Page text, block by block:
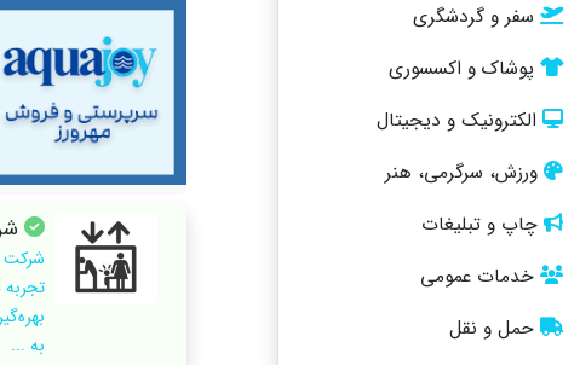
سفر و گردشگری
پوشاک و اکسسوری
الکترونیک و دیجیتال
ورزش، سرگرمی، هنر
چاپ و تبلیغات
خدمات عمومی
حمل و نقل
شرکت
به ...